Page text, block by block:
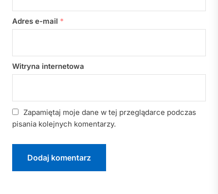
Adres e-mail *
Witryna internetowa
Zapamiętaj moje dane w tej przeglądarce podczas
pisania kolejnych komentarzy.